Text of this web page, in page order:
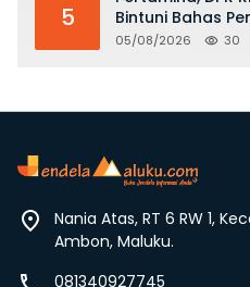
5
Bintuni Bahas
dan LPG
05/08/2026 30
Nania Atas, RT 6 RW 1,
Ambon, Maluku.
081340927745